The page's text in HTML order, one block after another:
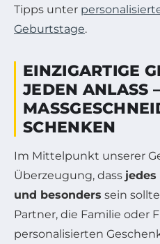
Tipps unter
Geburtstage.
EINZIGARTIGE
JEDEN ANLASS –
CHENKEN
Im Mittelpunkt unserer
Überzeugung, dass jedes
und besonders sein
Partner, die Familie oder
personalisierten